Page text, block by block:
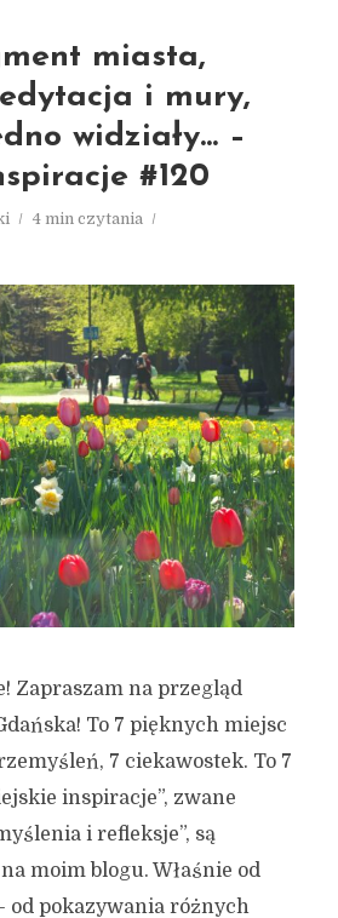
miasta,
i mury,
widziały… –
#120
4 min czytania
Zapraszam na przegląd
To 7 pięknych miejsc
7 ciekawostek. To 7
inspiracje”, zwane
i refleksje”, są
moim blogu. Właśnie od
od pokazywania różnych